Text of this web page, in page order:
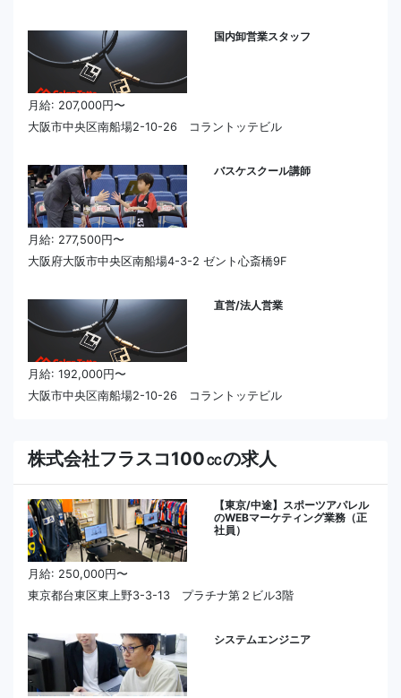
国内卸営業スタッフ
月給: 207,000円〜
大阪市中央区南船場2-10-26 コラントッテビル
バスケスクール講師
月給: 277,500円〜
大阪府大阪市中央区南船場4-3-2 ゼント心斎橋9F
直営/法人営業
月給: 192,000円〜
大阪市中央区南船場2-10-26 コラントッテビル
株式会社フラスコ100㏄の求人
【東京/中途】スポーツアパレル
のWEBマーケティング業務（正
社員）
月給: 250,000円〜
東京都台東区東上野3-3-13 プラチナ第２ビル3階
システムエンジニア